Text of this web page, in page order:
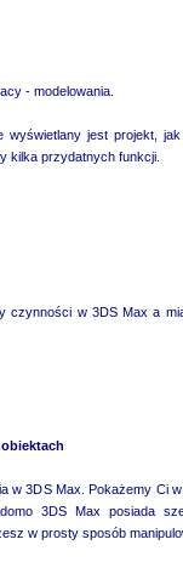
- modelowania.
jest projekt,
kilka przydatnych funkcji.
czynności w 3DS Max a
w 3DS Max. Pokażemy Ci
3DS Max posiada
w prosty sposób